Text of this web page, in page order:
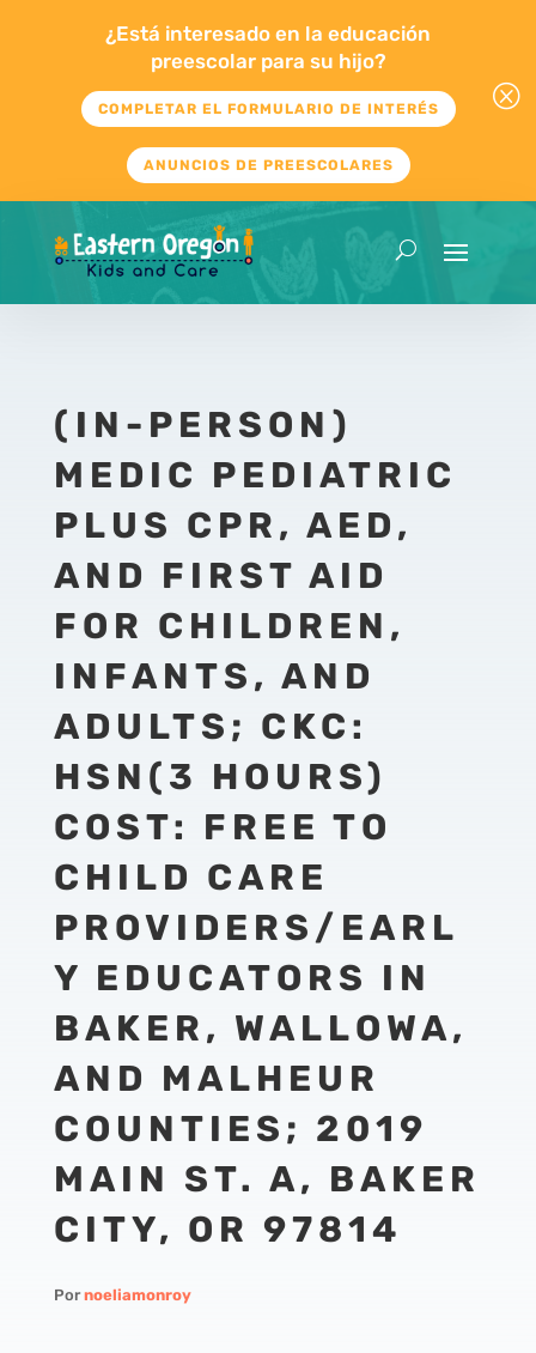
¿Está interesado en la educación
preescolar para su hijo?
COMPLETAR EL FORMULARIO DE INTERÉS
ANUNCIOS DE PREESCOLARES
Q
(IN-PERSON)
MEDIC PEDIATRIC
PLUS CPR, AED,
AND FIRST AID
FOR CHILDREN,
INFANTS, AND
ADULTS; CKC:
HSN(3 HOURS)
COST: FREE TO
CHILD CARE
PROVIDERS/EARL
Y EDUCATORS IN
BAKER, WALLOWA,
AND MALHEUR
COUNTIES; 2019
MAIN ST. A, BAKER
CITY, OR 97814
Pornoeliamonroy